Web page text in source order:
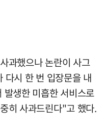
과했으나 논란이 사그
다시 한 번 입장문을 내
생한 미흡한 서비스로
히 사과드린다"고 했다.